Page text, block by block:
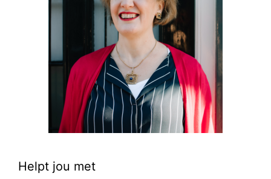
Helpt jou met